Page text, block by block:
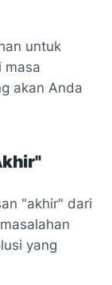
untuk
masa
akan Anda
"akhir" dari
yang